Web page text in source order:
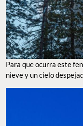
Para que ocurra este
nieve y un cielo